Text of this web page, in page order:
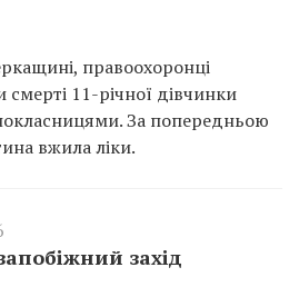
правоохоронці
смерті 11-річної дівчинки
За попередньою
вжила ліки.
захід